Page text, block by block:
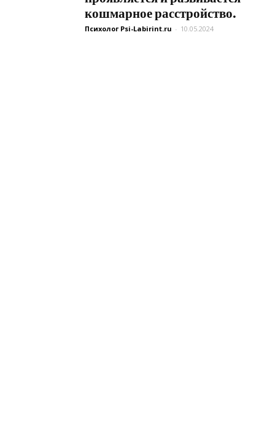
кошмарное расстройство.
Психолог Psi-Labirint.ru - 10.05.2024